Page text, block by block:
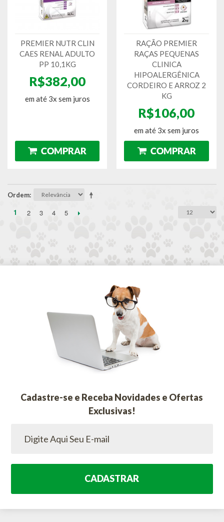
PREMIER NUTR CLIN
CAES RENAL ADULTO
PP 10,1KG
R$382,00
em até 3x sem juros
RAÇÃO PREMIER
RAÇAS PEQUENAS
CLINICA
HIPOALERGÊNICA
CORDEIRO E ARROZ 2
KG
R$106,00
em até 3x sem juros
Ordem
1 2 3 4 5
Cadastre-se e Receba Novidades e Ofertas
Exclusivas!
CADASTRAR